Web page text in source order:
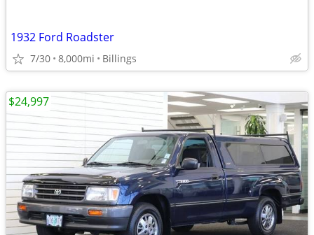
1932 Ford Roadster
7/30 8,000mi Billings
$24,997